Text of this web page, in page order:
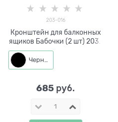
203-016
Кронштейн для балконных
ящиков Бабочки (2 шт) 203-
016
Черный
685 руб.